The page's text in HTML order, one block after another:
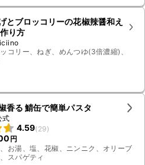
とブロッコリーの花椒辣醤和え
り方
コリー、ねぎ、めんつゆ(3倍濃縮)、
香る 鯖缶で簡単パスタ
式
4.59(29)
円
お湯、塩、花椒、ニンニク、オリーブ
スパゲティ